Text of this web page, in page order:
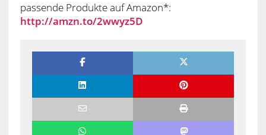
passende Produkte auf Amazon*:
http://amzn.to/2wwyz5D